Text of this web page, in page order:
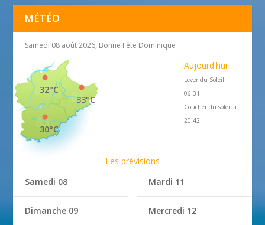
MÉTÉO
Samedi 08 août 2026, Bonne Fête Dominique
33°C
32°C
30°C
Aujourd'hui
Lever du Soleil
06:31
Coucher du soleil à
20:42
Les prévisions
Samedi 08
Dimanche 09
Mardi 11
Mercredi 12